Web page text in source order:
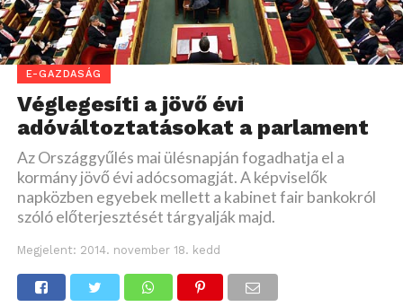
E-GAZDASÁG
Véglegesíti a jövő évi
adóváltoztatásokat a parlament
Az Országgyűlés mai ülésnapján fogadhatja el a
kormány jövő évi adócsomagját. A képviselők
napközben egyebek mellett a kabinet fair bankokról
szóló előterjesztését tárgyalják majd.
Megjelent: 2014. november 18. kedd